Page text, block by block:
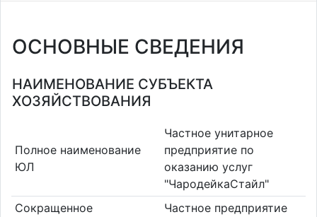
ОСНОВНЫЕ СВЕДЕНИЯ
НАИМЕНОВАНИЕ СУБЪЕКТА
ХОЗЯЙСТВОВАНИЯ
Полное наименование
ЮЛ
Частное унитарное
предприятие по
оказанию услуг
"ЧародейкаСтайл"
Сокращенное
Частное предприятие